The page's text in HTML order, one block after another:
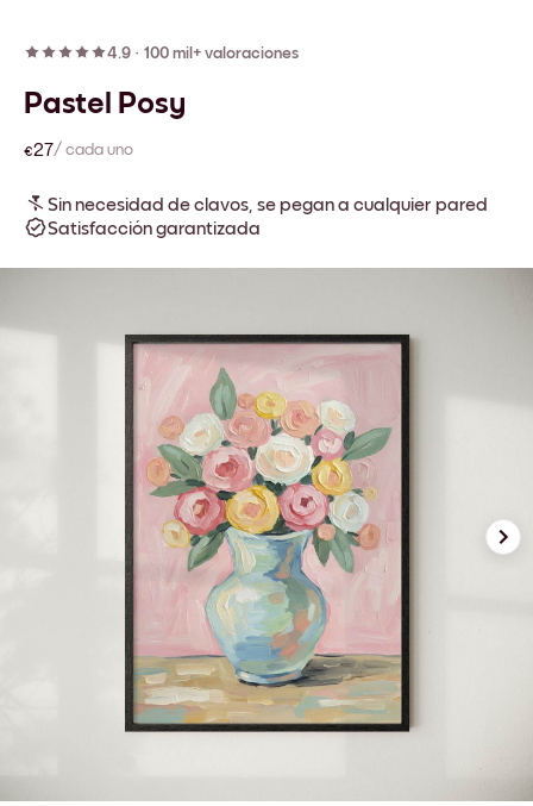
4.9 · 100 mil+ valoraciones
Pastel Posy
€27/ cada uno
Sin necesidad de clavos, se pegan a cualquier pared
Satisfacción garantizada